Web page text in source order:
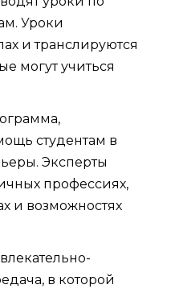
Уроки
и транслируются
могут учиться
студентам в
Эксперты
профессиях,
и возможностях
в которой